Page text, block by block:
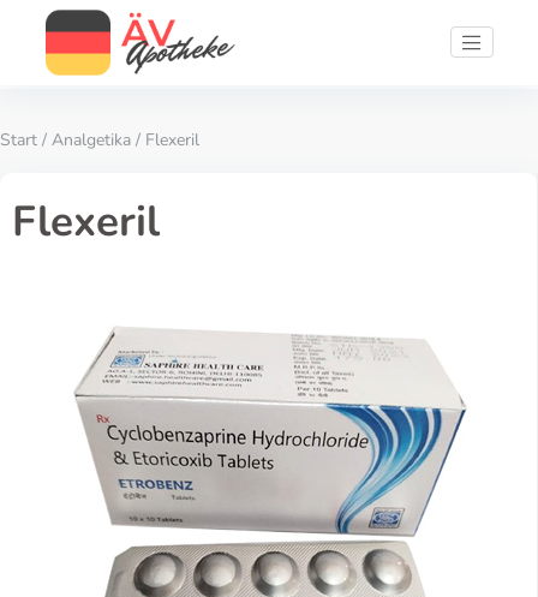
Start / Analgetika / Flexeril
Flexeril